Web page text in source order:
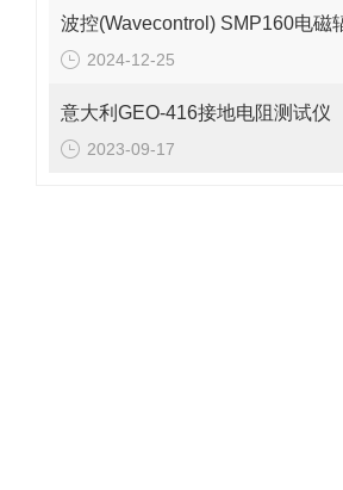
2024-12-25
意大利GEO-416接地电阻测试仪
2023-09-17